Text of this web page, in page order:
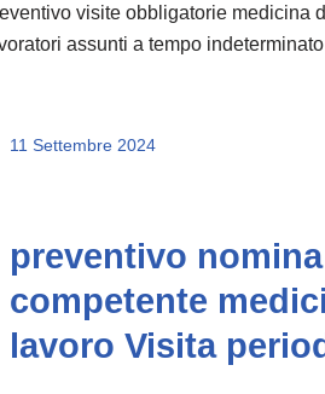
visite obbligatorie medicina
assunti a tempo indeterminato
11 Settembre 2024
preventivo
competente
lavoro Visita